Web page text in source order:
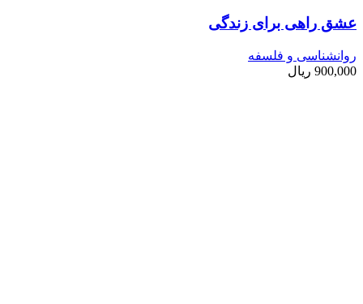
عشق راهی برای زندگی
روانشناسی و فلسفه
900,000 ریال